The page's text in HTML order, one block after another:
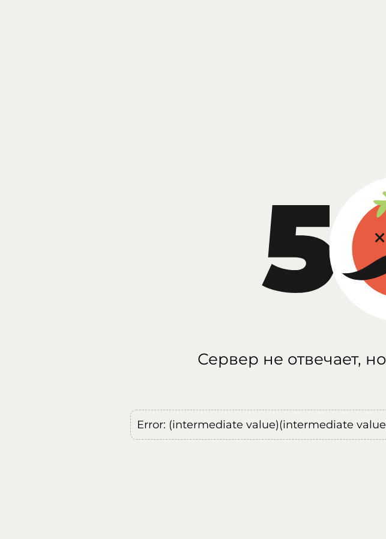
Сервер не отвечает,
Error: (intermediate value)(intermediate